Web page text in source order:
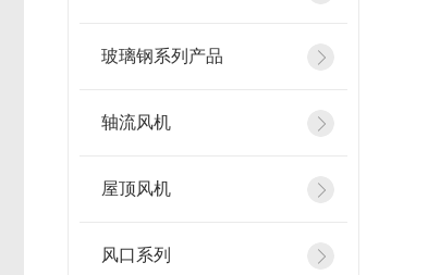
玻璃钢系列产品
轴流风机
屋顶风机
风口系列